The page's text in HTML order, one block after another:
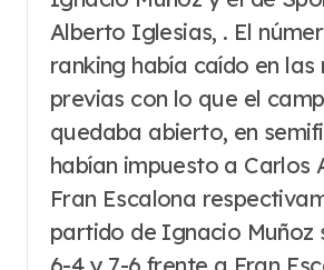
Alberto Iglesias, . El
ranking había caído en las
previas con lo que el
quedaba abierto, en
habían impuesto a Carlos
Fran Escalona
partido de Ignacio Muñoz